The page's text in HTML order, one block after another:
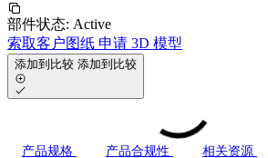
部件状态: Active
索取客户图纸 申请 3D 模型
添加到比较 添加到比较
产品规格 产品合规性 相关资源